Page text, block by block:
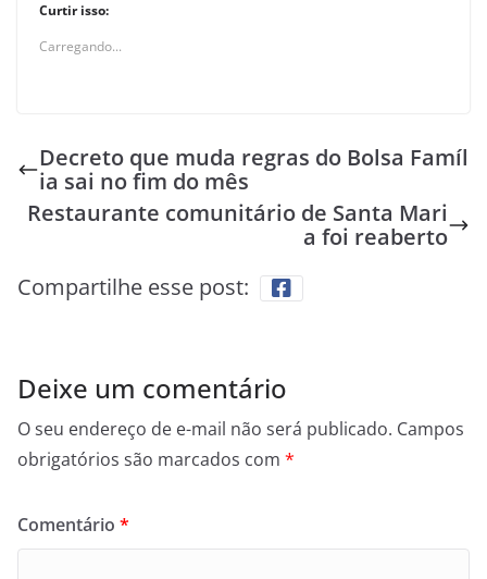
Curtir isso:
Carregando...
Decreto que muda regras do Bolsa Famíl
ia sai no fim do mês
Restaurante comunitário de Santa Mari
a foi reaberto
Compartilhe esse post:
Deixe um comentário
O seu endereço de e-mail não será publicado. Campos
obrigatórios são marcados com *
Comentário *